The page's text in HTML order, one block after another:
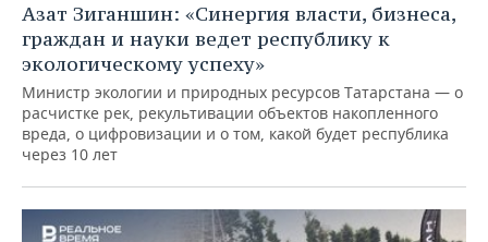
Азат Зиганшин: «Синергия власти, бизнеса,
граждан и науки ведет республику к
экологическому успеху»
Министр экологии и природных ресурсов Татарстана — о
расчистке рек, рекультивации объектов накопленного
вреда, о цифровизации и о том, какой будет республика
через 10 лет